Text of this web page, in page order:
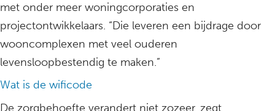
met onder meer woningcorporaties en
projectontwikkelaars. “Die leveren een bijdrage door
wooncomplexen met veel ouderen
levensloopbestendig te maken.”
Wat is de wificode
De zorgbehoefte verandert niet zozeer, zegt